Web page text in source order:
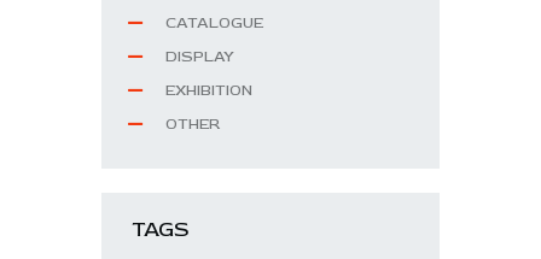
CATALOGUE
DISPLAY
EXHIBITION
OTHER
TAGS